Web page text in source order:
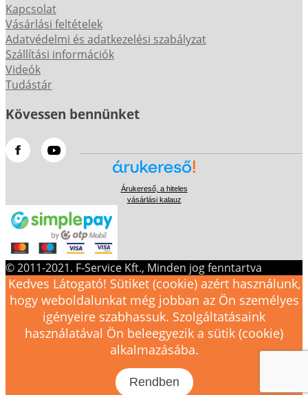
Kapcsolat
Vásárlási feltételek
Adatvédelmi és adatkezelési szabályzat
Szállítási információk
Videók
Tudástár
Kövessen bennünket
Árukereső, a hiteles
vásárlási kalauz
© 2011-2021. F-Service Kft., Minden jog fenntartva
Kedves Látogató! Sütiket (cookie) azért használunk,
hogy weboldalunkat még jobban az Ön személyes
igényeire szabhassuk. Szolgáltatásaink
használatával Ön beleegyezik a sütik (cookie)
alkalmazásába.
Rendben